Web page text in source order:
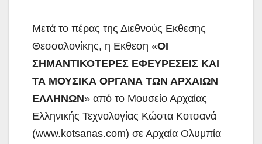
Μετά το πέρας της Διεθνούς Εκθεσης
Θεσσαλονίκης, η Εκθεση «ΟΙ
ΣΗΜΑΝΤΙΚΟΤΕΡΕΣ ΕΦΕΥΡΕΣΕΙΣ ΚΑΙ
ΤΑ ΜΟΥΣΙΚΑ ΟΡΓΑΝΑ ΤΩΝ ΑΡΧΑΙΩΝ
ΕΛΛΗΝΩΝ» από το Μουσείο Αρχαίας
Ελληνικής Τεχνολογίας Κώστα Κοτσανά
(www.kotsanas.com) σε Αρχαία Ολυμπία